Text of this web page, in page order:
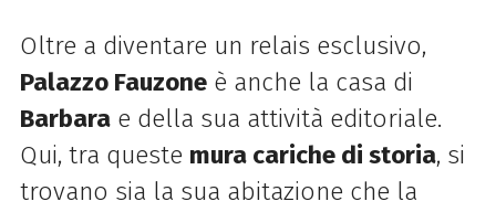
Oltre a diventare un relais esclusivo,
Palazzo Fauzoneè anche la casa di
Barbarae della sua attività editoriale.
Qui, tra queste mura cariche di storia, si
trovano sia la sua abitazione che la